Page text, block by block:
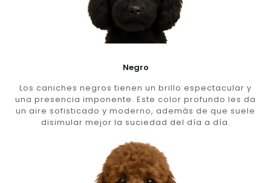
Negro
Los caniches negros tienen un brillo espectacular y
una presencia imponente. Este color profundo les da
un aire sofisticado y moderno, además de que suele
disimular mejor la suciedad del día a día.